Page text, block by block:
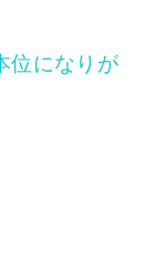
位になりが